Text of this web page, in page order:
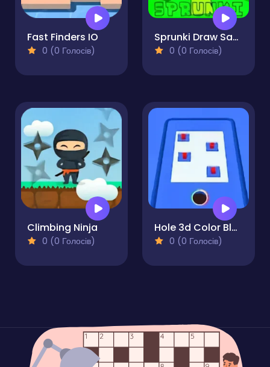
Fast Finders IO
0 (0 Голосів)
Sprunki Draw Save Incredibox
0 (0 Голосів)
Climbing Ninja
0 (0 Голосів)
Hole 3d Color Block
0 (0 Голосів)